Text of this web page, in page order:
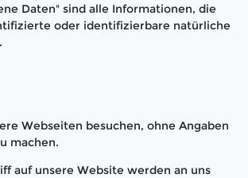
Daten" sind alle Informationen, die
oder identifizierbare natürliche
Webseiten besuchen, ohne Angaben
machen.
auf unsere Website werden an uns